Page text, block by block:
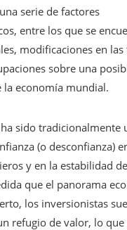
serie de factores
entre los que se
modificaciones en las
sobre una
la economía mundial.
sido tradicionalmente
(o desconfianza)
y en la estabilidad
que el panorama
los inversionistas
refugio de valor, lo que